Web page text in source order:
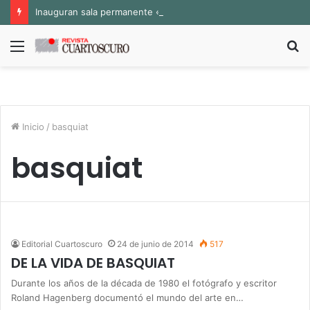
Menú
Inicio / basquiat
basquiat
Editorial Cuartoscuro 24 de junio de 2014 517
DE LA VIDA DE BASQUIAT
Durante los años de la década de 1980 el fotógrafo y escritor
Roland Hagenberg documentó el mundo del arte en…